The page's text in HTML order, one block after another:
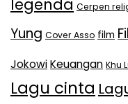
legenda Cerpen
Yung Cover Asso film
JokowiKeuangan Khu
Lagu cinta